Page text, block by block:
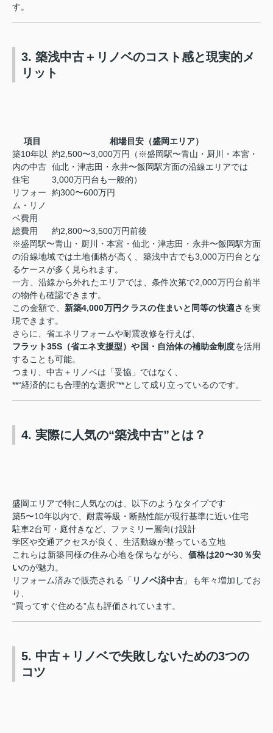
す。
3. 築浅中古＋リノベのコスト感と現実的メ
リット
項目
相場目安（盛岡エリア）
築10年以
内の中古
住宅
約2,500〜3,000万円（※盛岡駅〜青山・厨川・本宮・
仙北・津志田・永井〜飯岡駅方面の沿線エリアでは
3,000万円台も一般的）
リフォー
ム・リノ
ベ費用
約300〜600万円
総費用
約2,800〜3,500万円前後
※盛岡駅〜青山・厨川・本宮・仙北・津志田・永井〜飯岡駅方面
の沿線地域では土地価格が高く、築浅中古でも3,000万円台とな
るケースが多く見られます。
一方、沿線から外れたエリアでは、条件次第で2,000万円台前半
の物件も確認できます。
この金額で、 新築4,000万円クラスの住まいと同等の快適さ を実
現できます。
さらに、省エネリフォームや耐震改修を行えば、
フラット35S（省エネ支援型）や国・自治体の補助金制度を活用
することも可能。
つまり、中古＋リノベは「妥協」ではなく、
**“経済的にも合理的な選択”**として成り立っているのです。
4. 実際に人気の“築浅中古”とは？
盛岡エリアで特に人気なのは、以下のようなタイプです
築5〜10年以内で、耐震等級・断熱性能が現行基準に近い住宅
駐車2台可・庭付きなど、ファミリー層向け設計
学区や交通アクセスが良く、生活動線が整っている立地
これらは新築同様の住み心地を保ちながら、 価格は20〜30％安
いのが魅力。
リフォーム済みで販売される「 リノベ済中古 」も年々増加してお
り、
“買ってすぐ住める”点も評価されています。
5. 中古＋リノベで失敗しないための3つの
コツ